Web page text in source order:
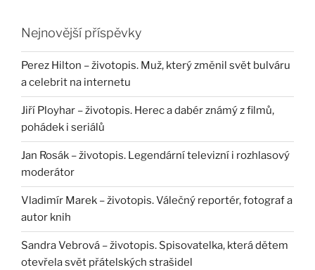
Nejnovější příspěvky
Perez Hilton – životopis. Muž, který změnil svět bulváru
a celebrit na internetu
Jiří Ployhar – životopis. Herec a dabér známý z filmů,
pohádek i seriálů
Jan Rosák – životopis. Legendární televizní i rozhlasový
moderátor
Vladimír Marek – životopis. Válečný reportér, fotograf a
autor knih
Sandra Vebrová – životopis. Spisovatelka, která dětem
otevřela svět přátelských strašidel